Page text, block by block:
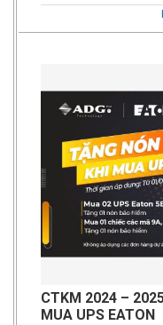
CTKM 2024 –
MUA UPS EATON